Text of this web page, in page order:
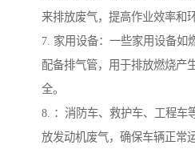
来排放废气，提高作业效率和
7. 家用设备：一些家用设备如
配备排气管，用于排放燃烧产
全。
8. ：消防车、救护车、工程车
放发动机废气，确保车辆正常